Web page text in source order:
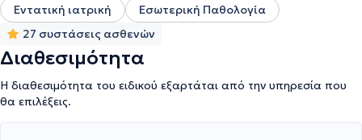
Council του Ηνωμένου Βασιλείου, έχοντας εργαστεί ως Senior
Clinical Fellow στο Queen's Hospital και στο Royal London
Hospital στο Λονδίνο. Σήμερα παράλληλα με την άσκηση
ιδιωτικού έργου, δραστηριοποιείται ως Εντατικολόγος στη
Μονάδα Εντατικής Θεραπείας του Ιατρικού Κέντρου Αθηνών.
Εντατική ιατρική
Εσωτερική Παθολογία
27 συστάσεις ασθενών
Διαθεσιμότητα
Η διαθεσιμότητα του ειδικού εξαρτάται από την υπηρεσία που
θα επιλέξεις.